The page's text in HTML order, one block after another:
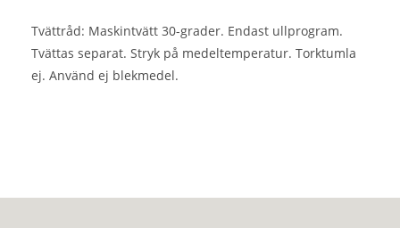
Tvättråd: Maskintvätt 30-grader. Endast ullprogram.
Tvättas separat. Stryk på medeltemperatur. Torktumla
ej. Använd ej blekmedel.